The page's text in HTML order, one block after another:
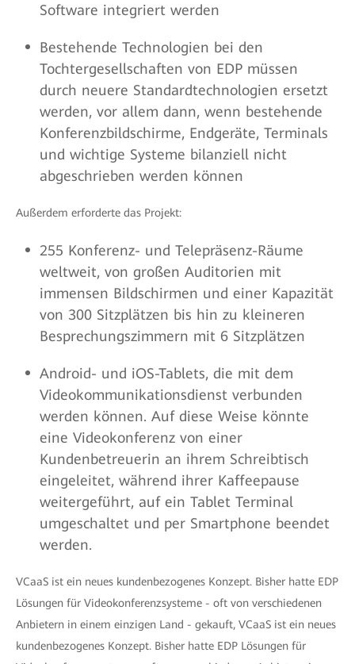
Software integriert werden
Bestehende Technologien bei den
Tochtergesellschaften von EDP müssen
durch neuere Standardtechnologien ersetzt
werden, vor allem dann, wenn bestehende
Konferenzbildschirme, Endgeräte, Terminals
und wichtige Systeme bilanziell nicht
abgeschrieben werden können
Außerdem erforderte das Projekt:
255 Konferenz- und Telepräsenz-Räume
weltweit, von großen Auditorien mit
immensen Bildschirmen und einer Kapazität
von 300 Sitzplätzen bis hin zu kleineren
Besprechungszimmern mit 6 Sitzplätzen
Android- und iOS-Tablets, die mit dem
Videokommunikationsdienst verbunden
werden können. Auf diese Weise könnte
eine Videokonferenz von einer
Kundenbetreuerin an ihrem Schreibtisch
eingeleitet, während ihrer Kaffeepause
weitergeführt, auf ein Tablet Terminal
umgeschaltet und per Smartphone beendet
werden.
VCaaS ist ein neues kundenbezogenes Konzept. Bisher hatte EDP
Lösungen für Videokonferenzsysteme - oft von verschiedenen
Anbietern in einem einzigen Land - gekauft, VCaaS ist ein neues
kundenbezogenes Konzept. Bisher hatte EDP Lösungen für